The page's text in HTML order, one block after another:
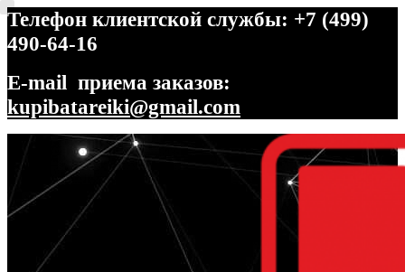
Телефон клиентской службы: +7 (499)
490-64-16
E-mail приема заказов:
kupibatareiki@gmail.com
Перейти
навигации
Перейти
содержимому